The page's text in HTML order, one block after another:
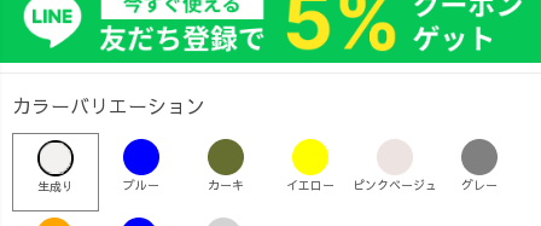
カラーバリエーション
生成り ブルー カーキ イエロー ピンクベージュ グレー